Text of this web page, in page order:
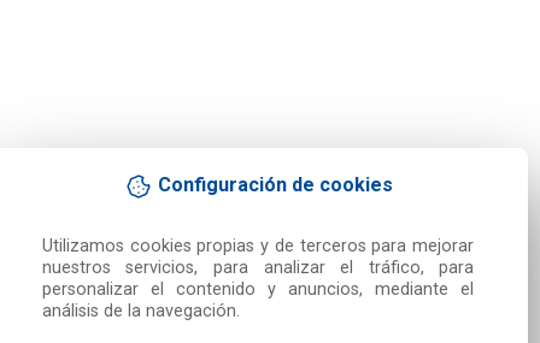
Configuración de cookies
Utilizamos cookies propias y de terceros para mejorar
nuestros servicios, para analizar el tráfico, para
personalizar el contenido y anuncios, mediante el
análisis de la navegación.